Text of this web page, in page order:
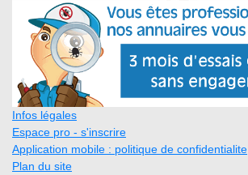
Infos légales
Espace pro - s'inscrire
Application mobile : politique de confidentialite
Plan du site